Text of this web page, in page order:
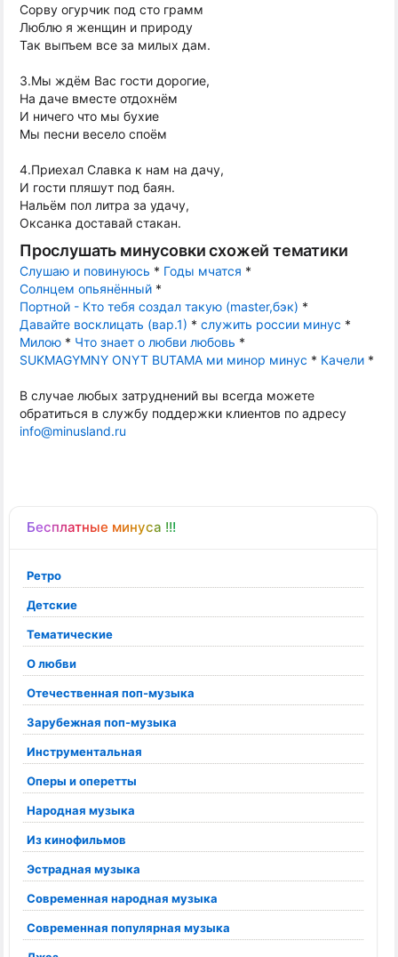
Бесплатные минуса !!!
Ретро
Детские
Тематические
О любви
Отечественная поп-музыка
Зарубежная поп-музыка
Инструментальная
Оперы и оперетты
Народная музыка
Из кинофильмов
Эстрадная музыка
Современная народная музыка
Современная популярная музыка
Сорву огурчик под сто грамм
Люблю я женщин и природу
Так выпъем все за милых дам.
3.Мы ждём Вас гости дорогие,
На даче вместе отдохнём
И ничего что мы бухие
Мы песни весело споём
4.Приехал Славка к нам на дачу,
И гости пляшут под баян.
Нальём пол литра за удачу,
Оксанка доставай стакан.
Прослушать минусовки схожей тематики
Слушаю и повинуюсь * Годы мчатся *
Солнцем опьянённый *
Портной - Кто тебя создал такую (master,бэк) *
Давайте восклицать (вар.1) * служить россии минус *
Милою * Что знает о любви любовь *
SUKMAGYMNY ONYT BUTAMA ми минор минус * Качели *
В случае любых затруднений вы всегда можете
обратиться в службу поддержки клиентов по адресу
info@minusland.ru